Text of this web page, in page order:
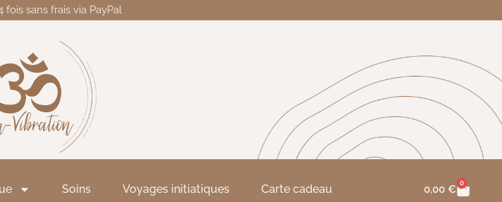
fois sans frais via PayPal
Soins Voyages initiatiques Carte cadeau 0,00 € 0